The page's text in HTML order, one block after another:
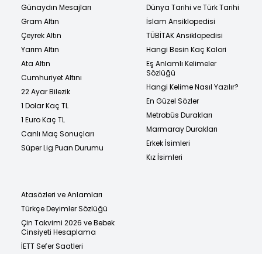
Günaydın Mesajları
Gram Altın
Çeyrek Altın
Yarım Altın
Ata Altın
Cumhuriyet Altını
22 Ayar Bilezik
1 Dolar Kaç TL
1 Euro Kaç TL
Canlı Maç Sonuçları
Süper Lig Puan Durumu
Dünya Tarihi ve Türk Tarihi
İslam Ansiklopedisi
TÜBİTAK Ansiklopedisi
Hangi Besin Kaç Kalori
Eş Anlamlı Kelimeler
Sözlüğü
Hangi Kelime Nasıl Yazılır?
En Güzel Sözler
Metrobüs Durakları
Marmaray Durakları
Erkek İsimleri
Kız İsimleri
Atasözleri ve Anlamları
Türkçe Deyimler Sözlüğü
Çin Takvimi 2026 ve Bebek
Cinsiyeti Hesaplama
İETT Sefer Saatleri